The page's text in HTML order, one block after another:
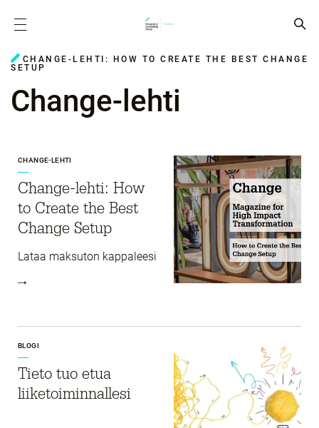
CHANGE-LEHTI: HOW TO CREATE THE BEST CHANGE
SETUP
Change-lehti
CHANGE-LEHTI
Change-lehti: How
to Create the Best
Change Setup
Lataa maksuton kappaleesi
BLOGI
Tieto tuo etua
liiketoiminnallesi